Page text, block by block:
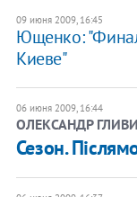
09 июня 2009, 16:45
Ющенко:
Киеве"
06 июня 2009, 16:44
ОЛЕКСАНДР
Сезон.